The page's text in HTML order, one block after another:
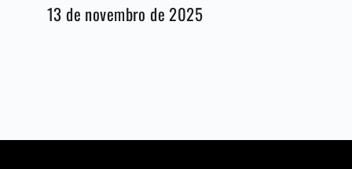
13 de novembro de 2025